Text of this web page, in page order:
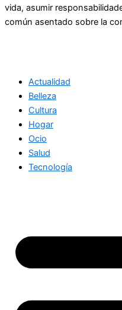
vida, asumir
común asentado sobre la
Actualidad
Belleza
Cultura
Hogar
Ocio
Salud
Tecnología